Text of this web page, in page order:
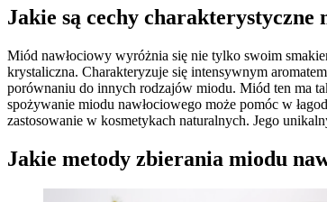
Jakie są cechy charakterystyczne
Miód nawłociowy wyróżnia się nie tylko swoim
krystaliczna. Charakteryzuje się intensywnym
porównaniu do innych rodzajów miodu. Miód ten ma
spożywanie miodu nawłociowego może pomóc w
zastosowanie w kosmetykach naturalnych. Jego
Jakie metody zbierania miodu